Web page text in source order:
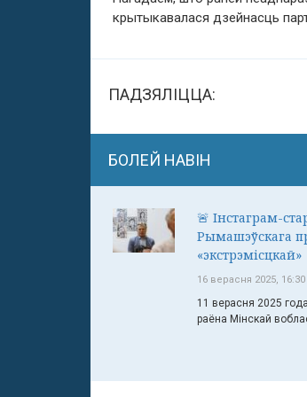
крытыкавалася дзейнасць
ПАДЗЯЛІЦЦА:
БОЛЕЙ НАВІН
🚨 Інстаграм-
Рымашэўскага
«экстрэмісцкай»
16 верасня 2025, 16:30
11 верасня 2025
раёна Мінскай